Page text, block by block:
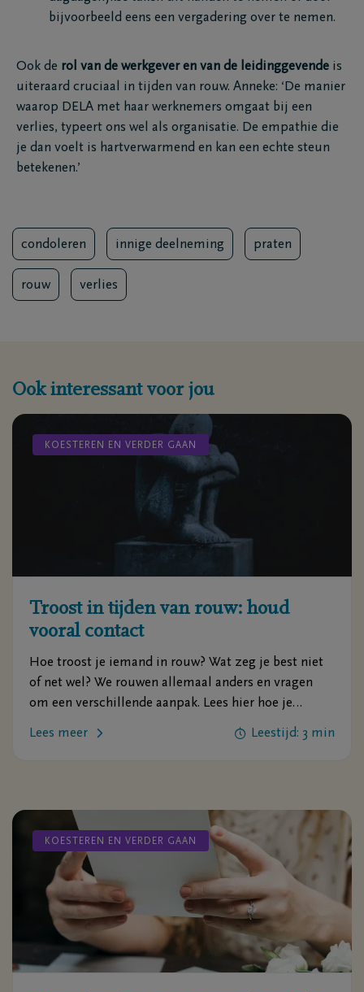
bijvoorbeeld eens een vergadering over te nemen.
Ook de rol van de werkgever en van de leidinggevende is
uiteraard cruciaal in tijden van rouw. Anneke: ‘De manier
waarop DELA met haar werknemers omgaat bij een
verlies, typeert ons wel als organisatie. De empathie die
je dan voelt is hartverwarmend en kan een echte steun
betekenen.’
condoleren innige deelneming praten
rouw verlies
Ook interessant voor jou
KOESTEREN EN VERDER GAAN
Troost in tijden van rouw: houd
vooral contact
Hoe troost je iemand in rouw? Wat zeg je best niet
of net wel? We rouwen allemaal anders en vragen
om een verschillende aanpak. Lees hier hoe je
iemand in rouw een houvast kan bieden.
Lees meer Leestijd: 3 min
KOESTEREN EN VERDER GAAN